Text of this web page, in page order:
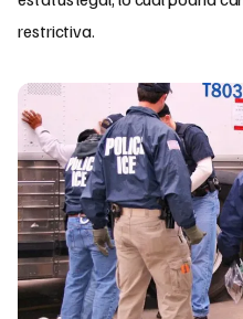
restrictiva.